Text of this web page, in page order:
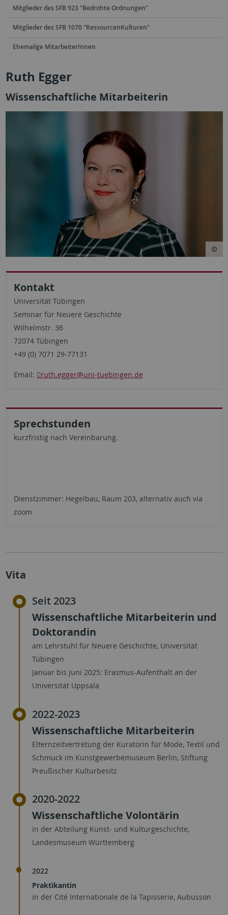
Mitglieder des SFB 923 "Bedrohte Ordnungen"
Mitglieder des SFB 1070 "RessourcenKulturen"
Ehemalige MitarbeiterInnen
Ruth Egger
Wissenschaftliche Mitarbeiterin
Kontakt
Universität Tübingen
Seminar für Neuere Geschichte
Wilhelmstr. 36
72074 Tübingen
+49 (0) 7071 29-77131
Email: ruth.egger@uni-tuebingen.de
Sprechstunden
kurzfristig nach Vereinbarung.
Dienstzimmer: Hegelbau, Raum 203, alternativ auch via
zoom
Vita
Seit 2023
Wissenschaftliche Mitarbeiterin und
Doktorandin
am Lehrstuhl für Neuere Geschichte, Universität
Tübingen
Januar bis Juni 2025: Erasmus-Aufenthalt an der
Universität Uppsala
2022-2023
Wissenschaftliche Mitarbeiterin
Elternzeitvertretung der Kuratorin für Mode, Textil und
Schmuck im Kunstgewerbemuseum Berlin, Stiftung
Preußischer Kulturbesitz
2020-2022
Wissenschaftliche Volontärin
in der Abteilung Kunst- und Kulturgeschichte,
Landesmuseum Württemberg
2022
Praktikantin
in der Cité Internationale de la Tapisserie, Aubusson